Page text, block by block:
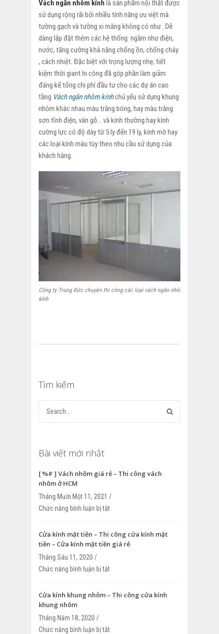
Vách ngăn nhôm kính là sản phẩm nội thất được
sử dụng rộng rãi bởi nhiều tính năng ưu việt mà
tường gạch và tường xi măng không có như . Dễ
dàng lắp đặt thêm các hệ thống ngầm như điện,
nước, tăng cường khả năng chống ồn, chống cháy
, cách nhiệt. Đặc biệt với trọng lượng nhẹ, tiết
kiệm thời giant hi công đã góp phần làm giảm
đáng kể tổng chi phí đầu tư cho các dự án cao
tầng. Vách ngăn nhôm kínhchủ yếu sử dụng khung
nhôm khác nhau màu trắng bóng, hay màu trắng
sơn tĩnh điện, vân gỗ… và kính thường hay kính
cường lực có độ dày từ 5 ly đến 19 ly, kính mờ hay
các loại kính màu tùy theo nhu cầu sử dụng của
khách hàng.
Công ty Trung Đức chuyên thi công các loại vách ngăn nhôm
kính
Tìm kiếm
Bài viết mới nhất
[ %# ] Vách nhôm giá rẻ – Thi công vách
nhôm ở HCM
Tháng Mười Một 11, 2021 /
Chức năng bình luận bị tắt
Cửa kính mặt tiền – Thi công cửa kính mặt
tiền – Cửa kính mặt tiền giá rẻ
Tháng Sáu 11, 2020 /
Chức năng bình luận bị tắt
Cửa kính khung nhôm – Thi công cửa kính
khung nhôm
Tháng Năm 18, 2020 /
Chức năng bình luận bị tắt